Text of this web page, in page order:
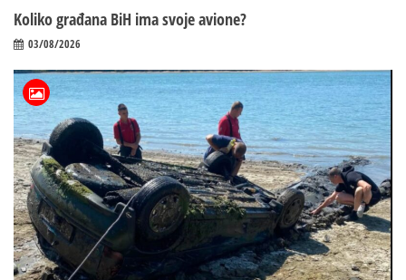
Koliko građana BiH ima svoje avione?
03/08/2026